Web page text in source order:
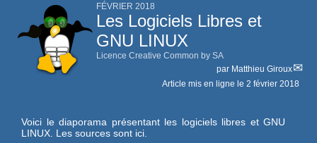
FÉVRIER 2018
Les Logiciels Libres et
GNU LINUX
Licence Creative Common by SA
par Matthieu Giroux
Article mis en ligne le 2 février 2018
Voici le diaporama présentant les logiciels libres et GNU
LINUX. Les sources sont ici.